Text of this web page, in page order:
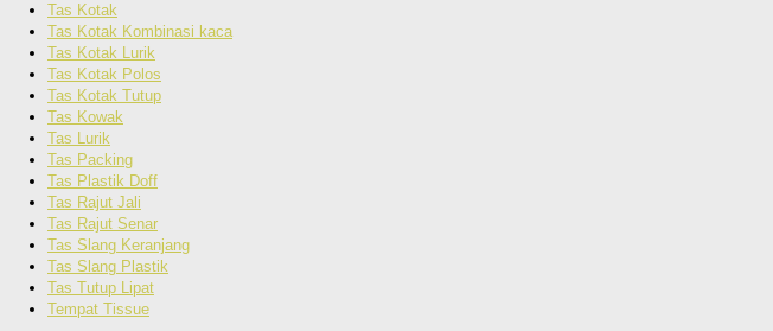
Tas Kotak
Tas Kotak Kombinasi kaca
Tas Kotak Lurik
Tas Kotak Polos
Tas Kotak Tutup
Tas Kowak
Tas Lurik
Tas Packing
Tas Plastik Doff
Tas Rajut Jali
Tas Rajut Senar
Tas Slang Keranjang
Tas Slang Plastik
Tas Tutup Lipat
Tempat Tissue